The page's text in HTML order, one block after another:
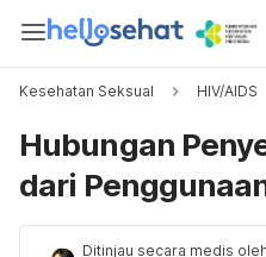
Kesehatan Seksual HIV/AIDS
Hubungan
dari
Ditinjau secara medis oleh